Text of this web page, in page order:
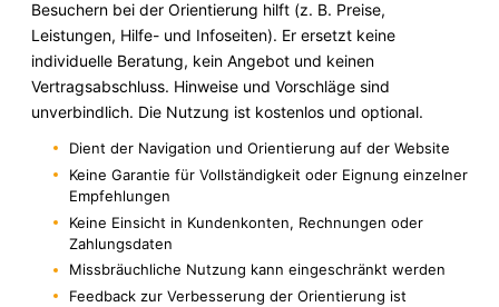
Besuchern bei der Orientierung hilft (z. B. Preise,
Leistungen, Hilfe- und Infoseiten). Er ersetzt keine
individuelle Beratung, kein Angebot und keinen
Vertragsabschluss. Hinweise und Vorschläge sind
unverbindlich. Die Nutzung ist kostenlos und optional.
Dient der Navigation und Orientierung auf der Website
Keine Garantie für Vollständigkeit oder Eignung einzelner
Empfehlungen
Keine Einsicht in Kundenkonten, Rechnungen oder
Zahlungsdaten
Missbräuchliche Nutzung kann eingeschränkt werden
Feedback zur Verbesserung der Orientierung ist